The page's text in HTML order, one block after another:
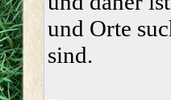
und Orte
sind.